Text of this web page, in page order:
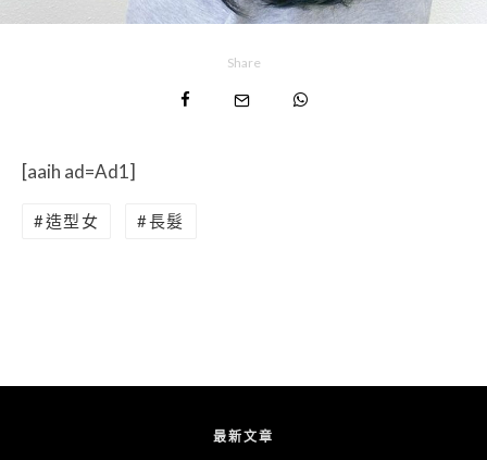
Share
[aaih ad=Ad1]
造型女 長髮
最新文章